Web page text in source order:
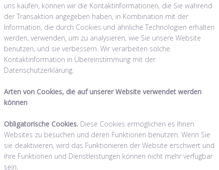
uns kaufen, können wir die Kontaktinformationen, die Sie während
der Transaktion angegeben haben, in Kombination mit der
Information, die durch Cookies und ähnliche Technologien erhalten
werden, verwenden, um zu analysieren, wie Sie unsere Website
benutzen, und sie verbessern. Wir verarbeiten solche
Kontaktinformation in Übereinstimmung mit der
Datenschutzerklärung.
Arten von Cookies, die auf unserer Website verwendet werden
können
Obligatorische Cookies. Diese Cookies ermöglichen es Ihnen
Websites zu besuchen und deren Funktionen benutzen. Wenn Sie
sie deaktivieren, wird das Funktionieren der Website erschwert und
ihre Funktionen und Dienstleistungen können nicht mehr verfügbar
sein.